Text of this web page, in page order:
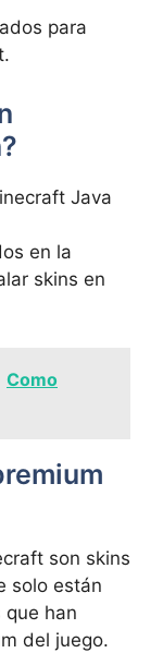
para
Java
en la⁤
skins ‌en
Como
⁣son skins
solo están
​que han
del juego.